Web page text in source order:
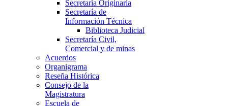
Secretaría Originaria
Secretaría de
Información Técnica
Biblioteca Judicial
Secretaría Civil,
Comercial y de minas
Acuerdos
Organigrama
Reseña Histórica
Consejo de la
Magistratura
Escuela de